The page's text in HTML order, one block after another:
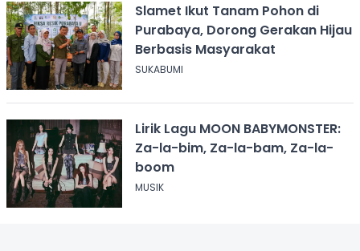
Slamet Ikut Tanam Pohon di
Purabaya, Dorong Gerakan Hijau
Berbasis Masyarakat
SUKABUMI
Lirik Lagu MOON BABYMONSTER:
Za-la-bim, Za-la-bam, Za-la-
boom
MUSIK